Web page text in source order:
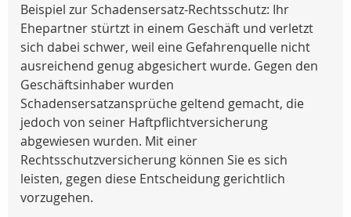
Beispiel zur Schadensersatz-Rechtsschutz: Ihr
Ehepartner stürtzt in einem Geschäft und verletzt
sich dabei schwer, weil eine Gefahrenquelle nicht
ausreichend genug abgesichert wurde. Gegen den
Geschäftsinhaber wurden
Schadensersatzansprüche geltend gemacht, die
jedoch von seiner Haftpflichtversicherung
abgewiesen wurden. Mit einer
Rechtsschutzversicherung können Sie es sich
leisten, gegen diese Entscheidung gerichtlich
vorzugehen.